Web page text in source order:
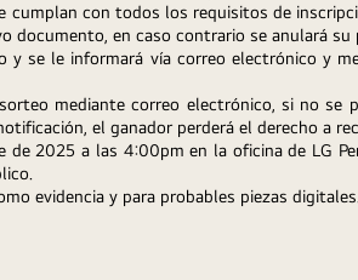
con todos los requisitos de
documento, en caso contrario se anulará su
y se le informará vía correo electrónico y
mediante correo electrónico, si no se
el ganador perderá el derecho a
de 2025 a las 4:00pm en la oficina de LG
evidencia y para probables piezas digitales.